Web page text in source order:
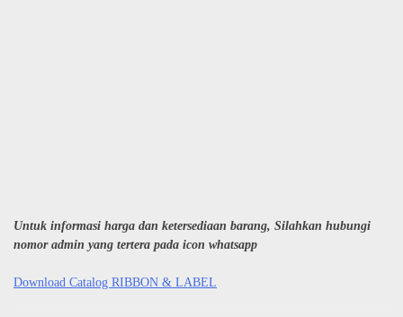
Untuk informasi harga dan ketersediaan barang, Silahkan hubungi
nomor admin yang tertera pada icon whatsapp
Download Catalog RIBBON & LABEL